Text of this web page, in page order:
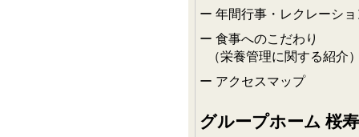
年間行事・レクレーショ
食事へのこだわり
（栄養管理に関する紹介
アクセスマップ
グループホーム 桜